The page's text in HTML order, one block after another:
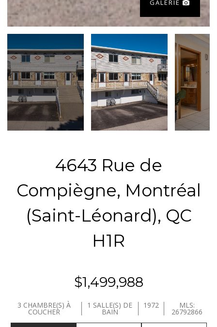
GALERIE
4643 Rue de
Compiègne, Montréal
(Saint-Léonard), QC
H1R
$1,499,988
3 CHAMBRE(S) À
COUCHER
1 SALLE(S) DE
BAIN
1972 MLS:
26792866